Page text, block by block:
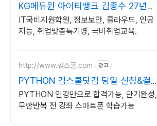
KG에듀원 아이티뱅크 김종수 27년경
력전문가 IT취업상담
IT국비지원학원, 정보보안, 클라우드, 인공
지능, 취업맞춤특기병, 국비취업교육.
http://www.컴스쿨.com 광고
PYTHON 컴스쿨닷컴 당일 신청&결제
시 기프티콘!
PYTHON 인강만으로 합격가능, 단기완성,
무한반복 전 강좌 스마트폰 학습가능